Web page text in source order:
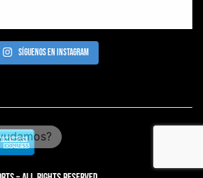
Síguenos en Instagram